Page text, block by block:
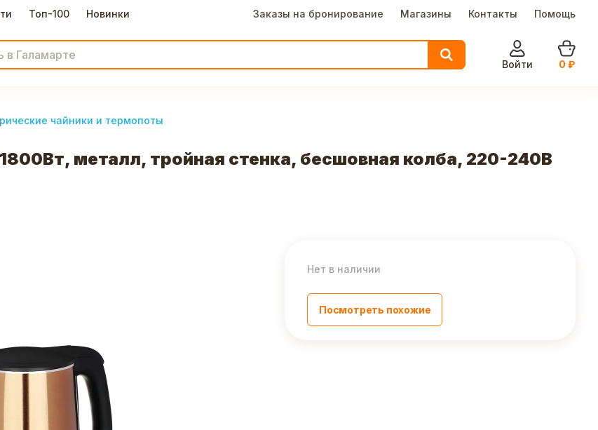
Топ-100 Новинки Заказы на бронирование Магазины Контакты Помощь
Войти
0 ₽
чайники и термопоты
1800Вт, металл, тройная стенка, бесшовная колба, 220-240В
Нет в наличии
Посмотреть похожие